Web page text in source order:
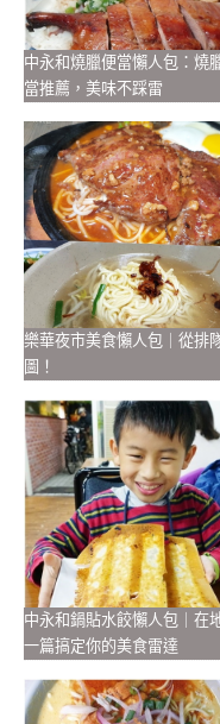
中永和燒臘便當懶人包：燒
當推薦，美味不踩雷
樂華夜市美食懶人包｜從排
圖！
中永和鍋貼水餃懶人包｜在
一篇搞定你的美食雷達